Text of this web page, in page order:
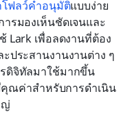
โฟลว์คำอนุมัติแบบง่าย
รมองเห็นชัดเจนและ
Lark เพื่อลดงานที่ต้อง
ประสานงานงานต่าง ๆ
ดิจิทัลมาใช้มากขึ้น
คุณค่าสำหรับการดำเนิน
ญ่